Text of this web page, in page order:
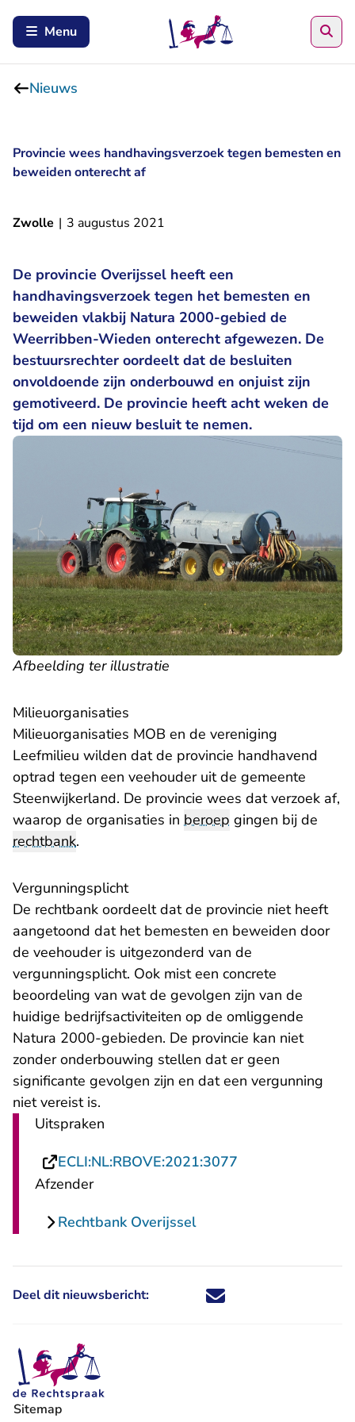
Menu
Nieuws
Provincie wees handhavingsverzoek tegen bemesten en
beweiden onterecht af
Zwolle | 3 augustus 2021
De provincie Overijssel heeft een
handhavingsverzoek tegen het bemesten en
beweiden vlakbij Natura 2000-gebied de
Weerribben-Wieden onterecht afgewezen. De
bestuursrechter oordeelt dat de besluiten
onvoldoende zijn onderbouwd en onjuist zijn
gemotiveerd. De provincie heeft acht weken de
tijd om een nieuw besluit te nemen.
Afbeelding ter illustratie
Milieuorganisaties
Milieuorganisaties MOB en de vereniging
Leefmilieu wilden dat de provincie handhavend
optrad tegen een veehouder uit de gemeente
Steenwijkerland. De provincie wees dat verzoek af,
waarop de organisaties in beroep gingen bij de
rechtbank.
Vergunningsplicht
De rechtbank oordeelt dat de provincie niet heeft
aangetoond dat het bemesten en beweiden door
de veehouder is uitgezonderd van de
vergunningsplicht. Ook mist een concrete
beoordeling van wat de gevolgen zijn van de
huidige bedrijfsactiviteiten op de omliggende
Natura 2000-gebieden. De provincie kan niet
zonder onderbouwing stellen dat er geen
significante gevolgen zijn en dat een vergunning
niet vereist is.
Uitspraken
ECLI:NL:RBOVE:2021:3077
Afzender
Rechtbank Overijssel
Deel dit nieuwsbericht: Deel dit nieuwsbericht via X -
Deel dit nieuwsbericht via
Deel dit nieuwsbericht
Deel dit
Sitemap